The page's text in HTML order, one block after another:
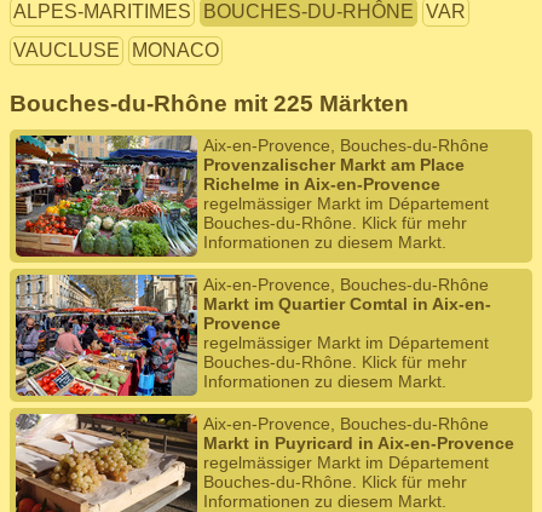
ALPES-MARITIMES
BOUCHES-DU-RHÔNE
VAR
VAUCLUSE
MONACO
Bouches-du-Rhône mit 225 Märkten
Aix-en-Provence, Bouches-du-Rhône
Provenzalischer Markt am Place
Richelme in Aix-en-Provence
regelmässiger Markt im Département
Bouches-du-Rhône. Klick für mehr
Informationen zu diesem Markt.
Aix-en-Provence, Bouches-du-Rhône
Markt im Quartier Comtal in Aix-en-
Provence
regelmässiger Markt im Département
Bouches-du-Rhône. Klick für mehr
Informationen zu diesem Markt.
Aix-en-Provence, Bouches-du-Rhône
Markt in Puyricard in Aix-en-Provence
regelmässiger Markt im Département
Bouches-du-Rhône. Klick für mehr
Informationen zu diesem Markt.